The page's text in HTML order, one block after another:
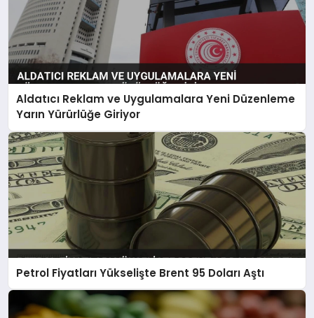
Aldatıcı Reklam ve Uygulamalara Yeni Düzenleme
Yarın Yürürlüğe Giriyor
Petrol Fiyatları Yükselişte Brent 95 Doları Aştı